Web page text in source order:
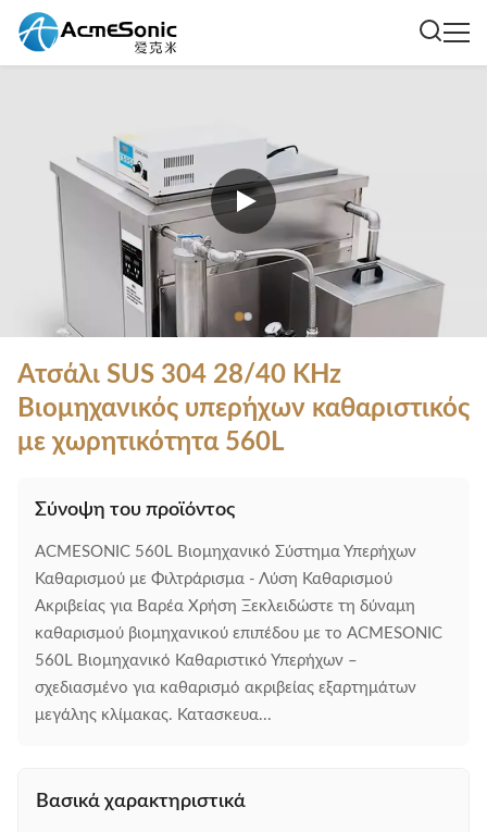
Ατσάλι SUS 304 28/40 KHz
Βιομηχανικός υπερήχων καθαριστικός
με χωρητικότητα 560L
Σύνοψη του προϊόντος
ACMESONIC 560L Βιομηχανικό Σύστημα Υπερήχων
Καθαρισμού με Φιλτράρισμα - Λύση Καθαρισμού
Ακριβείας για Βαρέα Χρήση Ξεκλειδώστε τη δύναμη
καθαρισμού βιομηχανικού επιπέδου με το ACMESONIC
560L Βιομηχανικό Καθαριστικό Υπερήχων –
σχεδιασμένο για καθαρισμό ακριβείας εξαρτημάτων
μεγάλης κλίμακας. Κατασκευα...
Βασικά χαρακτηριστικά